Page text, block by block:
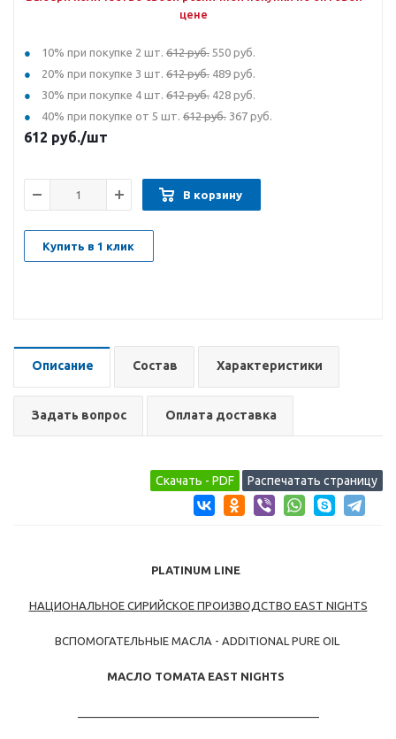
цене
10% при покупке 2 шт. 612 руб. 550 руб.
20% при покупке 3 шт. 612 руб. 489 руб.
30% при покупке 4 шт. 612 руб. 428 руб.
40% при покупке от 5 шт. 612 руб. 367 руб.
612 руб./шт
В корзину
Купить в 1 клик
Описание Состав Характеристики
Задать вопрос Оплата доставка
PLATINUM LINE
НАЦИОНАЛЬНОЕ СИРИЙСКОЕ ПРОИЗВОДСТВО EAST NIGHTS
ВСПОМОГАТЕЛЬНЫЕ МАСЛА - ADDITIONAL PURE OIL
МАСЛО ТОМАТА EAST NIGHTS